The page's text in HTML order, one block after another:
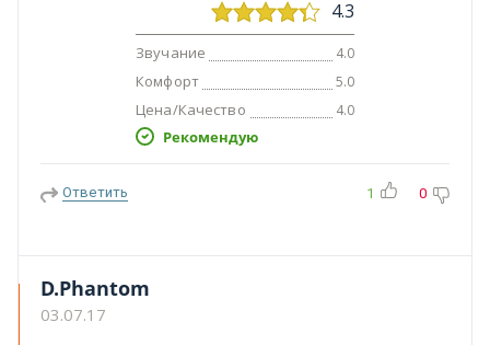
4.3
Звучание 4.0
Комфорт 5.0
Цена/Качество 4.0
Рекомендую
Ответить 1 0
D.Phantom
03.07.17